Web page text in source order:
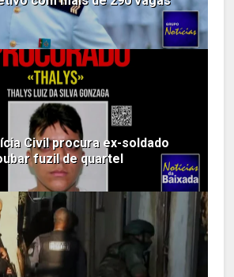
Civil procura ex-soldado
fuzil de quartel